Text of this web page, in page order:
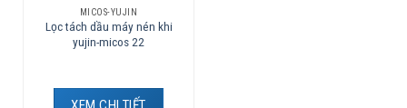
MICOS-YUJIN
Lọc tách dầu máy nén khi
yujin-micos 22